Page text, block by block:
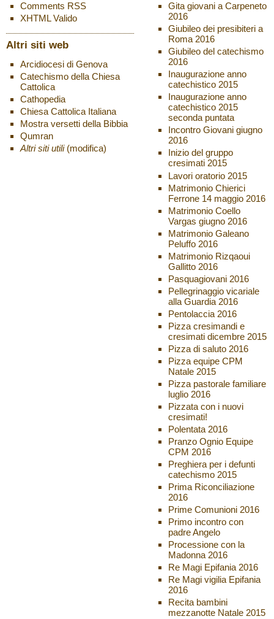
Comments RSS
XHTMLValido
Altri siti web
Arcidiocesi di Genova
Catechismo della Chiesa
Cattolica
Cathopedia
Chiesa Cattolica Italiana
Mostra versetti della Bibbia
Qumran
Altri siti utili (modifica)
Gita giovani a Carpeneto
2016
Giubileo dei presibiteri a
Roma 2016
Giubileo del catechismo
2016
Inaugurazione anno
catechistico 2015
Inaugurazione anno
catechistico 2015
seconda puntata
Incontro Giovani giugno
2016
Inizio del gruppo
cresimati 2015
Lavori oratorio 2015
Matrimonio Chierici
Ferrone 14 maggio 2016
Matrimonio Coello
Vargas giugno 2016
Matrimonio Galeano
Peluffo 2016
Matrimonio Rizqaoui
Gallitto 2016
Pasquagiovani 2016
Pellegrinaggio vicariale
alla Guardia 2016
Pentolaccia 2016
Pizza cresimandi e
cresimati dicembre 2015
Pizza di saluto 2016
Pizza equipe CPM
Natale 2015
Pizza pastorale familiare
luglio 2016
Pizzata con i nuovi
cresimati!
Polentata 2016
Pranzo Ognio Equipe
CPM 2016
Preghiera per i defunti
catechismo 2015
Prima Riconciliazione
2016
Prime Comunioni 2016
Primo incontro con
padre Angelo
Processione con la
Madonna 2016
Re Magi Epifania 2016
Re Magi vigilia Epifania
2016
Recita bambini
mezzanotte Natale 2015